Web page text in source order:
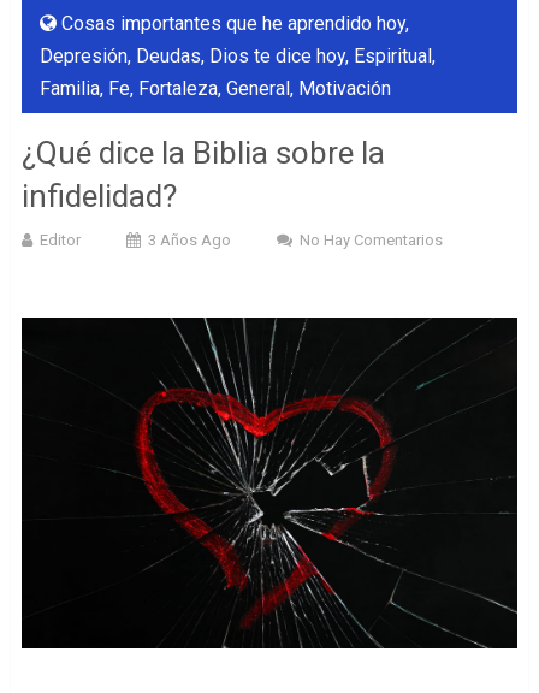
Cosas importantes que he aprendido hoy,
Depresión, Deudas, Dios te dice hoy, Espiritual,
Familia, Fe, Fortaleza, General, Motivación
¿Qué dice la Biblia sobre la
infidelidad?
Editor 3 Años Ago No Hay Comentarios